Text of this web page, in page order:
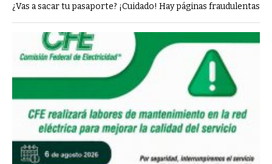
¿Vas a sacar tu pasaporte? ¡Cuidado! Hay páginas fraudulentas